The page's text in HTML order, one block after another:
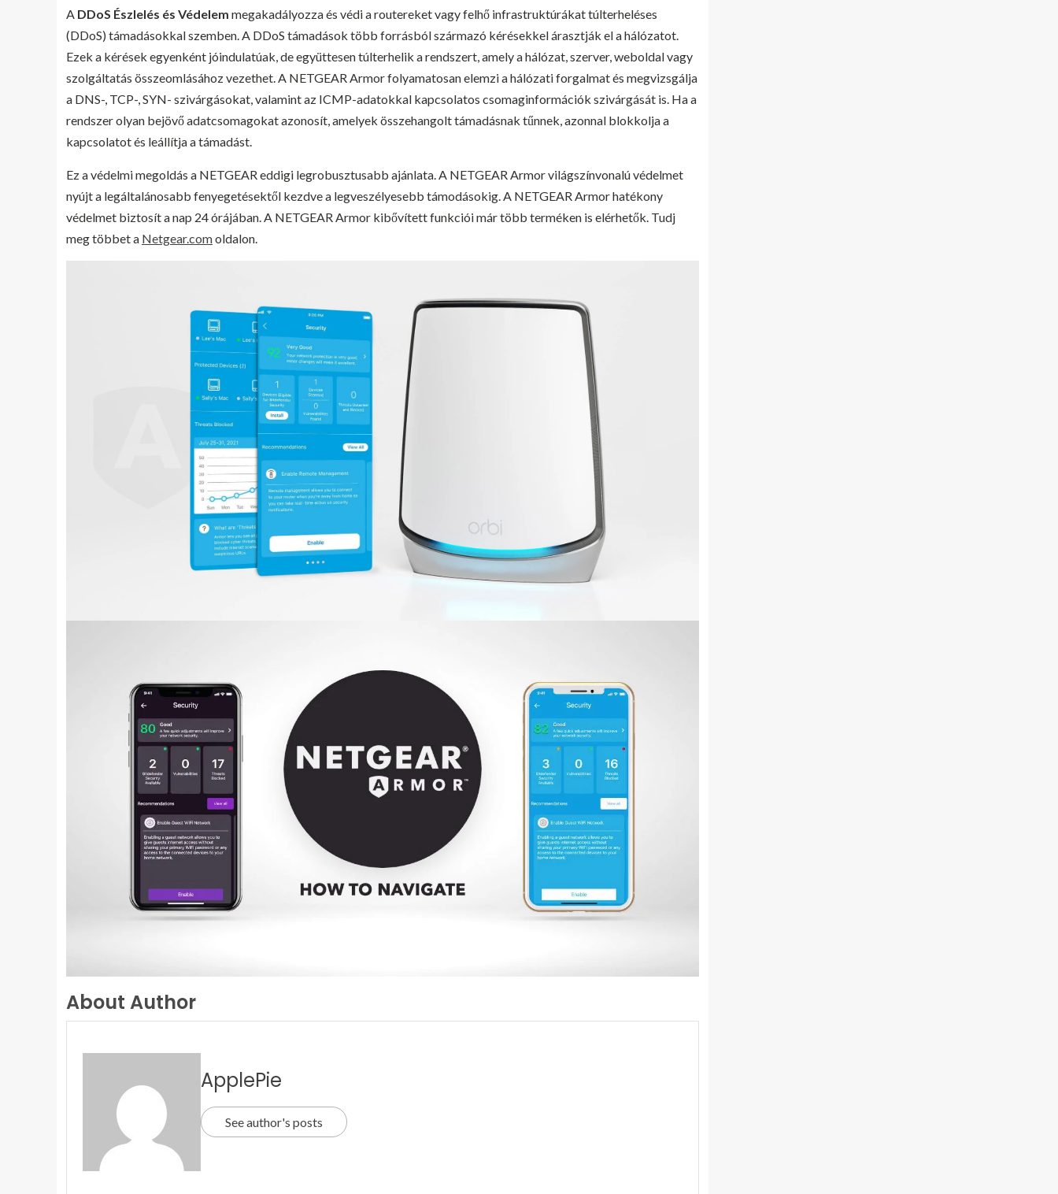
A DDoS Észlelés és Védelem megakadályozza és védi a routereket vagy felhő infrastruktúrákat túlterheléses
(DDoS) támadásokkal szemben. A DDoS támadások több forrásból származó kérésekkel árasztják el a hálózatot.
Ezek a kérések egyenként jóindulatúak, de együttesen túlterhelik a rendszert, amely a hálózat, szerver, weboldal vagy
szolgáltatás összeomlásához vezethet. A NETGEAR Armor folyamatosan elemzi a hálózati forgalmat és megvizsgálja
a DNS-, TCP-, SYN- szivárgásokat, valamint az ICMP-adatokkal kapcsolatos csomaginformációk szivárgását is. Ha a
rendszer olyan bejövő adatcsomagokat azonosít, amelyek összehangolt támadásnak tűnnek, azonnal blokkolja a
kapcsolatot és leállítja a támadást.
Ez a védelmi megoldás a NETGEAR eddigi legrobusztusabb ajánlata. A NETGEAR Armor világszínvonalú védelmet
nyújt a legáltalánosabb fenyegetésektől kezdve a legveszélyesebb támodásokig. A NETGEAR Armor hatékony
védelmet biztosít a nap 24 órájában. A NETGEAR Armor kibővített funkciói már több terméken is elérhetők. Tudj
meg többet a Netgear.comoldalon.
About Author
ApplePie
See author's posts